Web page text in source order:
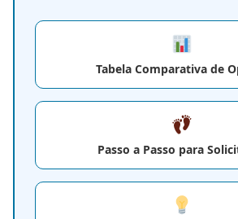
Tabela Comparativa de
Passo a Passo para